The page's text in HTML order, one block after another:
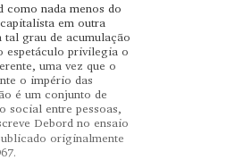
como nada menos do
em outra
tal grau de acumulação
espetáculo privilegia o
uma vez que o
o império das
é um conjunto de
social entre pessoas,
Debord no ensaio
originalmente